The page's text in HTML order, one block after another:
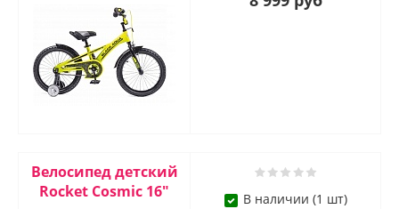
Велосипед детский
Rocket Cosmic 16"
В наличии (1 шт)